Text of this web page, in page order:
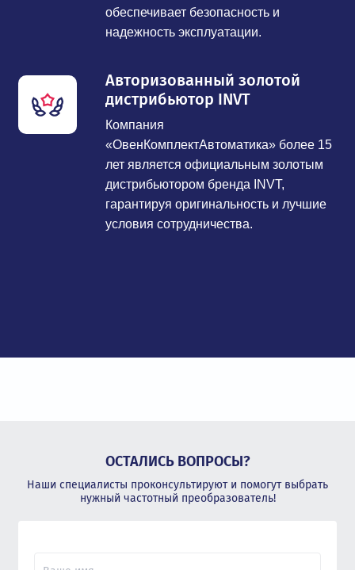
обеспечивает безопасность и
надежность эксплуатации.
Авторизованный золотой
дистрибьютор INVT
Компания
«ОвенКомплектАвтоматика» более 15
лет является официальным золотым
дистрибьютором бренда INVT,
гарантируя оригинальность и лучшие
условия сотрудничества.
ОСТАЛИСЬ ВОПРОСЫ?
Наши специалисты проконсультируют и помогут выбрать
нужный частотный преобразователь!